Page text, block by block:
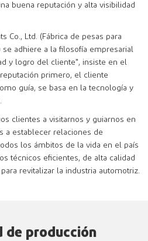
buena reputación y alta visibilidad
Co., Ltd. (Fábrica de pesas para
adhiere a la filosofía empresarial
y logro del cliente", insiste en el
primero, el cliente
guía, se basa en la tecnología y
clientes a visitarnos y guiarnos en
a establecer relaciones de
los ámbitos de la vida en el país
técnicos eficientes, de alta calidad
revitalizar la industria automotriz.
de producción